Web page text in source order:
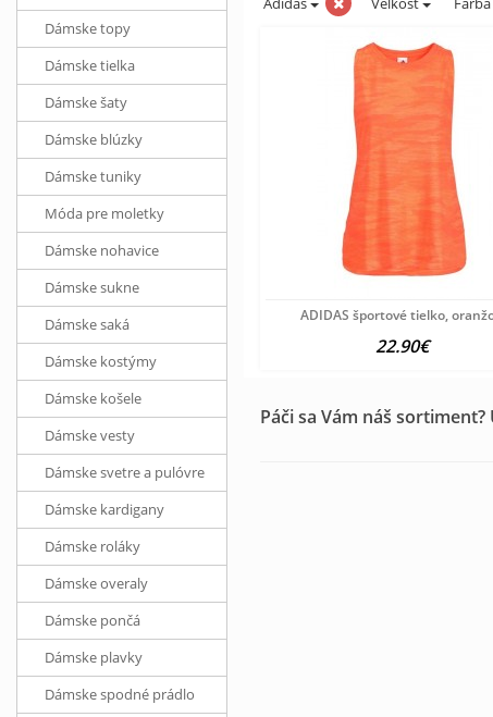
ADIDAS športové tielko,
22.90€
Páči sa Vám náš
Dámske topy
Dámske tielka
Dámske šaty
Dámske blúzky
Dámske tuniky
Móda pre moletky
Dámske nohavice
Dámske sukne
Dámske saká
Dámske kostýmy
Dámske košele
Dámske vesty
Dámske svetre a pulóvre
Dámske kardigany
Dámske roláky
Dámske overaly
Dámske pončá
Dámske plavky
Dámske spodné prádlo